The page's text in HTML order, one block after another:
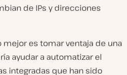
de IPs y direcciones
mejor es tomar ventaja de una
ayudar a automatizar el
integradas que han sido